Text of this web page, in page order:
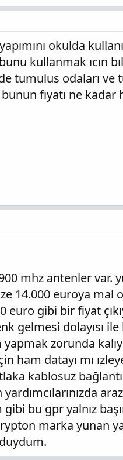
okulda
kullanmak ıcın
tumulus odaları ve
fıyatı ne kadar
mhz antenler
14.000 euroya mal
euro gibi bir fiyat
gelmesi dolayısı
yapmak zorunda
ham datayı mı
kablosuz
bu gpr yalnız
marka yunan
duydum.